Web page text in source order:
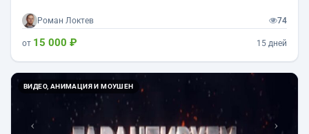
Роман Локтев 74
от 15 000 ₽ 15 дней
ВИДЕО, АНИМАЦИЯ И МОУШЕН
Назад